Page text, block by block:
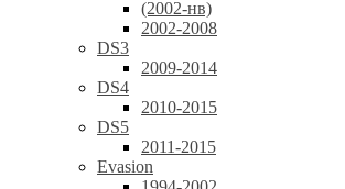
(2002-нв)
2002-2008
DS3
2009-2014
DS4
2010-2015
DS5
2011-2015
Evasion